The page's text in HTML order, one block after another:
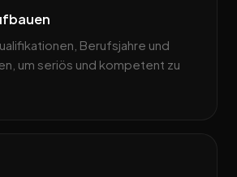
Berufsjahre und
um seriös und kompetent zu